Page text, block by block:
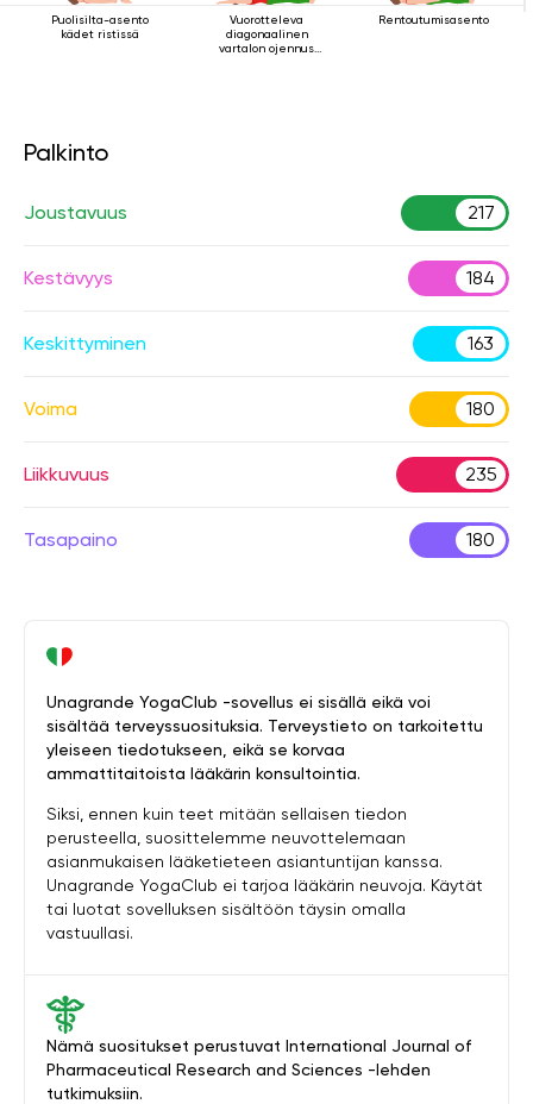
Puolisilta-asento
kädet ristissä
Vuorotteleva
diagonaalinen
vartalon ojennus
Rentoutumisasento
Palkinto
Joustavuus 217
Kestävyys 184
Keskittyminen 163
Voima 180
Liikkuvuus 235
Tasapaino 180
Nämä suositukset perustuvat International Journal of
Pharmaceutical Research and Sciences -lehden
tutkimuksiin.
Unagrande YogaClub -sovellus ei sisällä eikä voi
sisältää terveyssuosituksia. Terveystieto on tarkoitettu
yleiseen tiedotukseen, eikä se korvaa
ammattitaitoista lääkärin konsultointia.
Siksi, ennen kuin teet mitään sellaisen tiedon
perusteella, suosittelemme neuvottelemaan
asianmukaisen lääketieteen asiantuntijan kanssa.
Unagrande YogaClub ei tarjoa lääkärin neuvoja. Käytät
tai luotat sovelluksen sisältöön täysin omalla
vastuullasi.